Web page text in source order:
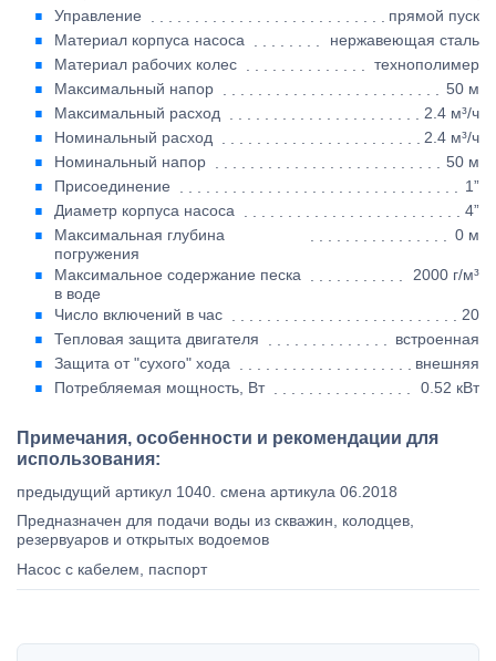
Управление
прямой пуск
Материал корпуса насоса
нержавеющая сталь
Материал рабочих колес
технополимер
Максимальный напор
50 м
Максимальный расход
2.4 м³/ч
Номинальный расход
2.4 м³/ч
Номинальный напор
50 м
Присоединение
1”
Диаметр корпуса насоса
4”
Максимальная глубина
погружения
0 м
Максимальное содержание песка
в воде
2000 г/м³
Число включений в час
20
Тепловая защита двигателя
встроенная
Защита от "сухого" хода
внешняя
Потребляемая мощность, Вт
0.52 кВт
Примечания, особенности и рекомендации для
использования:
предыдущий артикул 1040. смена артикула 06.2018
Предназначен для подачи воды из скважин, колодцев,
резервуаров и открытых водоемов
Насос с кабелем, паспорт